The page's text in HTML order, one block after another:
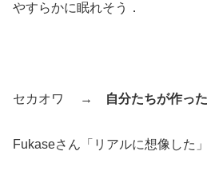
やすらかに眠れそう．
セカオワ → 自分たちが作っ
Fukaseさん「リアルに想像した」